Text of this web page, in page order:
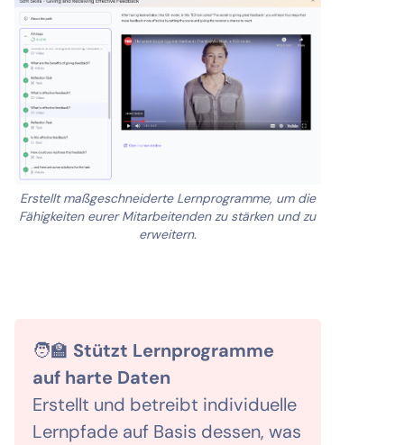
Erstellt maßgeschneiderte Lernprogramme, um die
Fähigkeiten eurer Mitarbeitenden zu stärken und zu
erweitern.
🧑‍🏫 Stützt Lernprogramme
auf harte Daten
Erstellt und betreibt individuelle
Lernpfade auf Basis dessen, was